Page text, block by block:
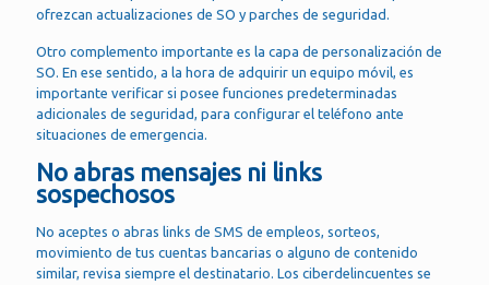
ofrezcan actualizaciones de SO y parches de seguridad.
Otro complemento importante es la capa de personalización de
SO. En ese sentido, a la hora de adquirir un equipo móvil, es
importante verificar si posee funciones predeterminadas
adicionales de seguridad, para configurar el teléfono ante
situaciones de emergencia.
No abras mensajes ni links
sospechosos
No aceptes o abras links de SMS de empleos, sorteos,
movimiento de tus cuentas bancarias o alguno de contenido
similar, revisa siempre el destinatario. Los ciberdelincuentes se